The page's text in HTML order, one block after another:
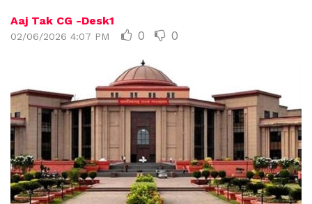
Aaj Tak CG -Desk1
02/06/2026 4:07 PM 0 0